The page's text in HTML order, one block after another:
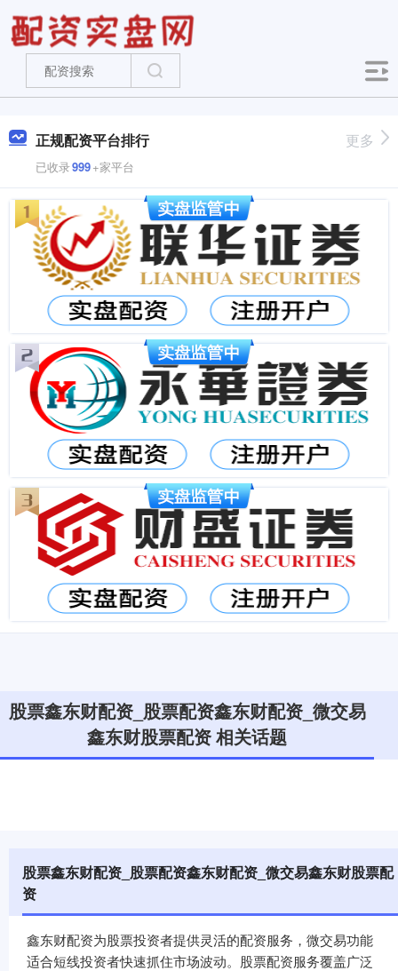
正规配资平台排行
已收录999+家平台
更多
股票鑫东财配资_股票配资鑫东财配资_微交易
鑫东财股票配资 相关话题
股票鑫东财配资_股票配资鑫东财配资_微交易鑫东财股票配
资
鑫东财配资为股票投资者提供灵活的配资服务，微交易功能
适合短线投资者快速抓住市场波动。股票配资服务覆盖广泛